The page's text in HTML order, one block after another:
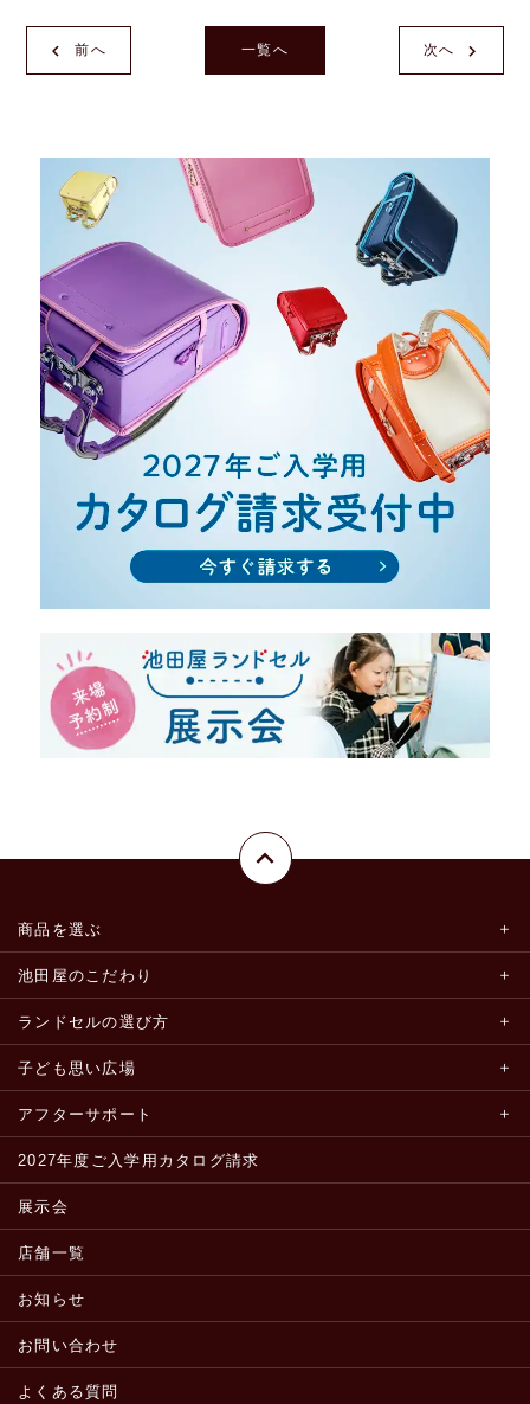
前へ 次へ
一覧へ
商品を選ぶ
池田屋のこだわり
ランドセルの選び方
子ども思い広場
アフターサポート
2027年度ご入学用カタログ請求
展示会
店舗一覧
お知らせ
お問い合わせ
よくある質問